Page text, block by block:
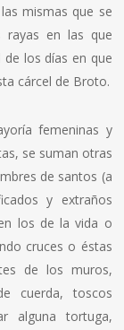
mismas que se
rayas en las que
de los días en que
cárcel de Broto.
femeninas y
se suman otras
de santos (a
y extraños
los de la vida o
cruces o éstas
de los muros,
cuerda, toscos
alguna tortuga,